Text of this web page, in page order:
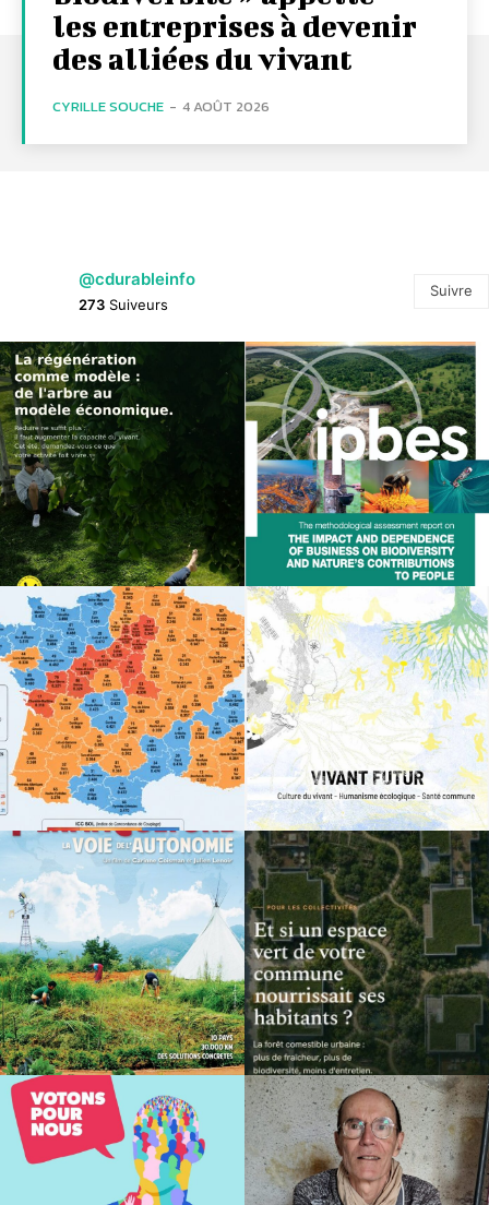
les entreprises à devenir
des alliées du vivant
CYRILLE SOUCHE - 4 AOÛT 2026
@cdurableinfo
273 Suiveurs
Suivre